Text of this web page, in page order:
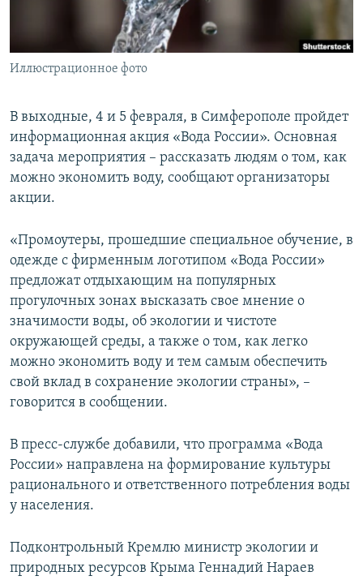
ПОБЕДИТЕЛЕЙ НЕ СУДЯТ?
КРЫМ.НЕПОКОРЕННЫЙ
ELIFBE
Все сайты RFE/RL
Иллюстрационное фото
В выходные, 4 и 5 февраля, в Симферополе пройдет
информационная акция «Вода России». Основная
задача мероприятия – рассказать людям о том, как
можно экономить воду, сообщают организаторы
акции.
«Промоутеры, прошедшие специальное обучение, в
одежде с фирменным логотипом «Вода России»
предложат отдыхающим на популярных
прогулочных зонах высказать свое мнение о
значимости воды, об экологии и чистоте
окружающей среды, а также о том, как легко
можно экономить воду и тем самым обеспечить
свой вклад в сохранение экологии страны», –
говорится в сообщении.
В пресс-службе добавили, что программа «Вода
России» направлена на формирование культуры
рационального и ответственного потребления воды
у населения.
Подконтрольный Кремлю министр экологии и
природных ресурсов Крыма Геннадий Нараев